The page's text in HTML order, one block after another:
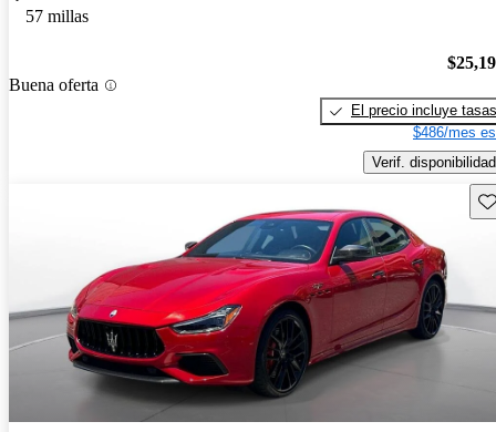
57 millas
Buena oferta
El precio incluye tasas
$486/mes
Verif. disponibilidad